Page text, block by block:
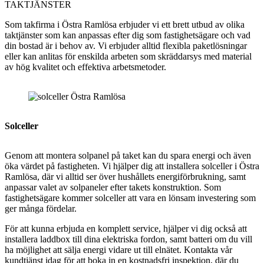
TAKTJÄNSTER
Som takfirma i Östra Ramlösa erbjuder vi ett brett utbud av olika
taktjänster som kan anpassas efter dig som fastighetsägare och vad
din bostad är i behov av. Vi erbjuder alltid flexibla paketlösningar
eller kan anlitas för enskilda arbeten som skräddarsys med material
av hög kvalitet och effektiva arbetsmetoder.
Solceller
Genom att montera solpanel på taket kan du spara energi och även
öka värdet på fastigheten. Vi hjälper dig att installera solceller i Östra
Ramlösa, där vi alltid ser över hushållets energiförbrukning, samt
anpassar valet av solpaneler efter takets konstruktion. Som
fastighetsägare kommer solceller att vara en lönsam investering som
ger många fördelar.
För att kunna erbjuda en komplett service, hjälper vi dig också att
installera laddbox till dina elektriska fordon, samt batteri om du vill
ha möjlighet att sälja energi vidare ut till elnätet. Kontakta vår
kundtjänst idag för att boka in en kostnadsfri inspektion, där du